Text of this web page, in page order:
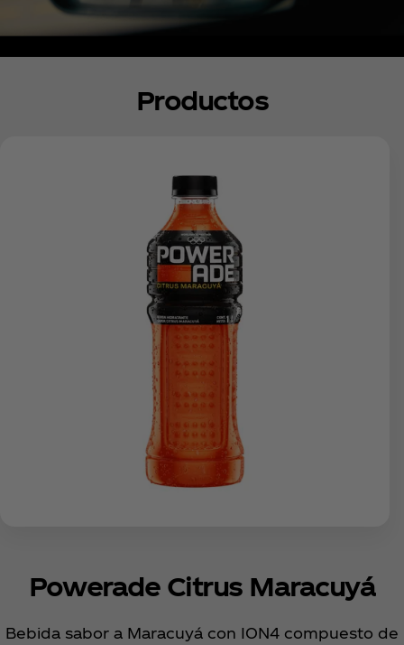
Productos
Powerade Citrus Maracuyá
Bebida sabor a Maracuyá con ION4 compuesto de